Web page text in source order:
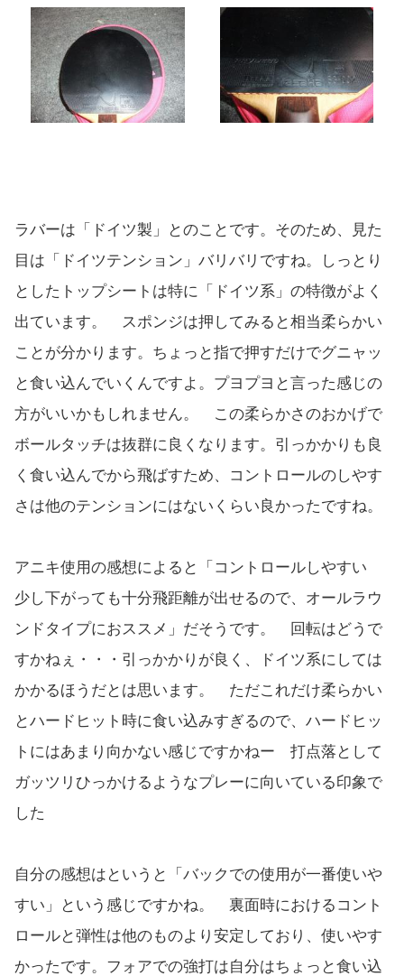
ラバーは「ドイツ製」とのことです。そのため、見た
目は「ドイツテンション」バリバリですね。しっとり
としたトップシートは特に「ドイツ系」の特徴がよく
出ています。 スポンジは押してみると相当柔らかい
ことが分かります。ちょっと指で押すだけでグニャッ
と食い込んでいくんですよ。プヨプヨと言った感じの
方がいいかもしれません。 この柔らかさのおかげで
ボールタッチは抜群に良くなります。引っかかりも良
く食い込んでから飛ばすため、コントロールのしやす
さは他のテンションにはないくらい良かったですね。
アニキ使用の感想によると「コントロールしやすい
少し下がっても十分飛距離が出せるので、オールラウ
ンドタイプにおススメ」だそうです。 回転はどうで
すかねぇ・・・引っかかりが良く、ドイツ系にしては
かかるほうだとは思います。 ただこれだけ柔らかい
とハードヒット時に食い込みすぎるので、ハードヒッ
トにはあまり向かない感じですかねー 打点落として
ガッツリひっかけるようなプレーに向いている印象で
した
自分の感想はというと「バックでの使用が一番使いや
すい」という感じですかね。 裏面時におけるコント
ロールと弾性は他のものより安定しており、使いやす
かったです。フォアでの強打は自分はちょっと食い込